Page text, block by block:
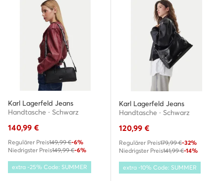
Karl Lagerfeld Jeans
Handtasche · Schwarz
140,99 €
Regulärer Preis149,99 €-6%
Niedrigster Preis149,99 €-6%
extra -25% Code: SUMMER
Karl Lagerfeld Jeans
Handtasche · Schwarz
120,99 €
Regulärer Preis179,99 €-32%
Niedrigster Preis141,99 €-14%
extra -10% Code: SUMMER